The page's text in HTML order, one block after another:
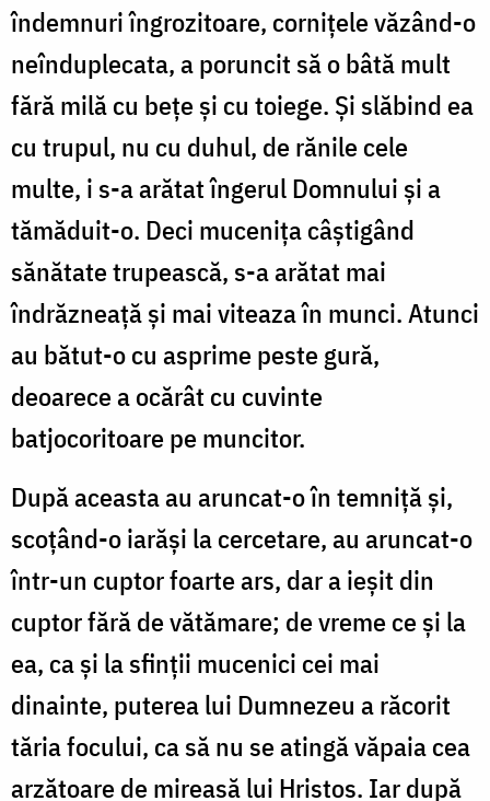
îndemnuri îngrozitoare, cornițele văzând-o
neînduplecata, a poruncit să o bâtă mult
fără milă cu bețe și cu toiege. Și slăbind ea
cu trupul, nu cu duhul, de rănile cele
multe, i s-a arătat îngerul Domnului și a
tămăduit-o. Deci mucenița câștigând
sănătate trupească, s-a arătat mai
îndrăzneață și mai viteaza în munci. Atunci
au bătut-o cu asprime peste gură,
deoarece a ocărât cu cuvinte
batjocoritoare pe muncitor.
După aceasta au aruncat-o în temniță și,
scoțând-o iarăși la cercetare, au aruncat-o
într-un cuptor foarte ars, dar a ieșit din
cuptor fără de vătămare; de vreme ce și la
ea, ca și la sfinții mucenici cei mai
dinainte, puterea lui Dumnezeu a răcorit
tăria focului, ca să nu se atingă văpaia cea
arzătoare de mireasă lui Hristos. Iar după